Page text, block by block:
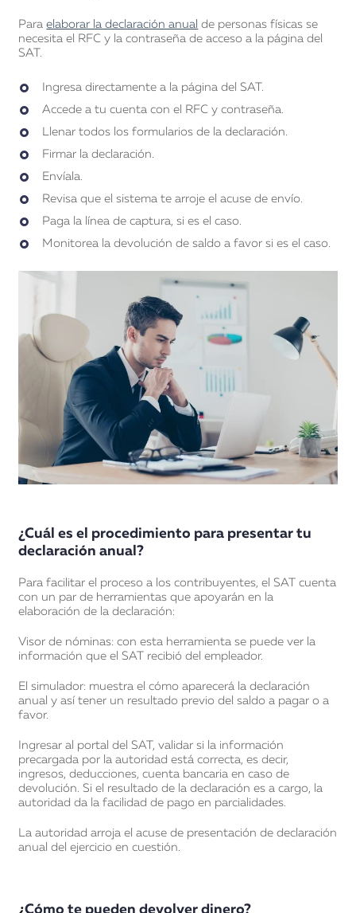
Paraelaborar la declaración anual de personas físicas se
necesita el RFC y la contraseña de acceso a la página del
SAT.
Ingresa directamente a la página del SAT.
Accede a tu cuenta con el RFC y contraseña.
Llenar todos los formularios de la declaración.
Firmar la declaración.
Envíala.
Revisa que el sistema te arroje el acuse de envío.
Paga la línea de captura, si es el caso.
Monitorea la devolución de saldo a favor si es el caso.
¿Cuál es el procedimiento para presentar tu
declaración anual?
Para facilitar el proceso a los contribuyentes, el SAT cuenta
con un par de herramientas que apoyarán en la
elaboración de la declaración:
Visor de nóminas: con esta herramienta se puede ver la
información que el SAT recibió del empleador.
El simulador: muestra el cómo aparecerá la declaración
anual y así tener un resultado previo del saldo a pagar o a
favor.
Ingresar al portal del SAT, validar si la información
precargada por la autoridad está correcta, es decir,
ingresos, deducciones, cuenta bancaria en caso de
devolución. Si el resultado de la declaración es a cargo, la
autoridad da la facilidad de pago en parcialidades.
La autoridad arroja el acuse de presentación de declaración
anual del ejercicio en cuestión.
¿Cómo te pueden devolver dinero?